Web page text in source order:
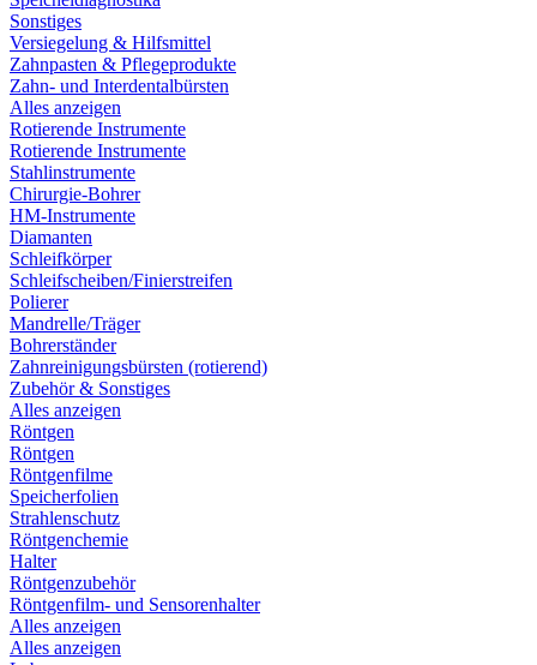
Sonstiges
Versiegelung & Hilfsmittel
Zahnpasten & Pflegeprodukte
Zahn- und Interdentalbürsten
Alles anzeigen
Rotierende Instrumente
Rotierende Instrumente
Stahlinstrumente
Chirurgie-Bohrer
HM-Instrumente
Diamanten
Schleifkörper
Schleifscheiben/Finierstreifen
Polierer
Mandrelle/Träger
Bohrerständer
Zahnreinigungsbürsten (rotierend)
Zubehör & Sonstiges
Alles anzeigen
Röntgen
Röntgen
Röntgenfilme
Speicherfolien
Strahlenschutz
Röntgenchemie
Halter
Röntgenzubehör
Röntgenfilm- und Sensorenhalter
Alles anzeigen
Alles anzeigen